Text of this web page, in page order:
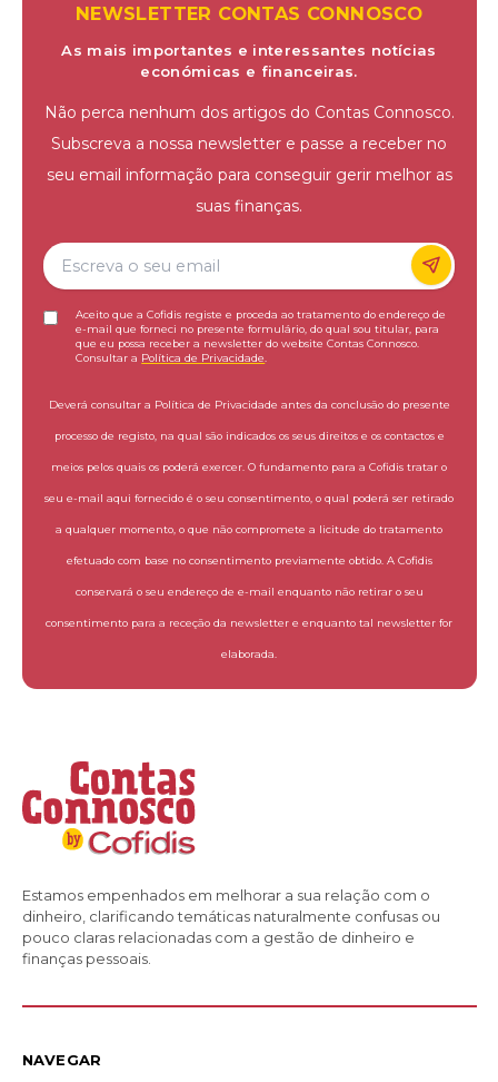
NEWSLETTER CONTAS CONNOSCO
As mais importantes e interessantes notícias
económicas e financeiras.
Não perca nenhum dos artigos do Contas Connosco.
Subscreva a nossa newsletter e passe a receber no
seu email informação para conseguir gerir melhor as
suas finanças.
Aceito que a Cofidis registe e proceda ao tratamento do endereço de
e-mail que forneci no presente formulário, do qual sou titular, para
que eu possa receber a newsletter do website Contas Connosco.
Consultar a Política de Privacidade
Deverá consultar a Política de Privacidade antes da conclusão do presente
processo de registo, na qual são indicados os seus direitos e os contactos e
meios pelos quais os poderá exercer. O fundamento para a Cofidis tratar o
seu e-mail aqui fornecido é o seu consentimento, o qual poderá ser retirado
a qualquer momento, o que não compromete a licitude do tratamento
efetuado com base no consentimento previamente obtido. A Cofidis
conservará o seu endereço de e-mail enquanto não retirar o seu
consentimento para a receção da newsletter e enquanto tal newsletter for
elaborada.
Estamos empenhados em melhorar a sua relação com o
dinheiro, clarificando temáticas naturalmente confusas ou
pouco claras relacionadas com a gestão de dinheiro e
finanças pessoais.
NAVEGAR